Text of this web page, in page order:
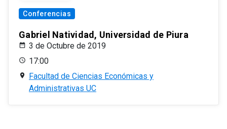
Conferencias
Gabriel Natividad, Universidad de Piura
3 de Octubre de 2019
17:00
Facultad de Ciencias Económicas y
Administrativas UC